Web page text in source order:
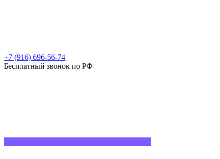
+7 (916) 696-56-74
Бесплатный звонок по РФ